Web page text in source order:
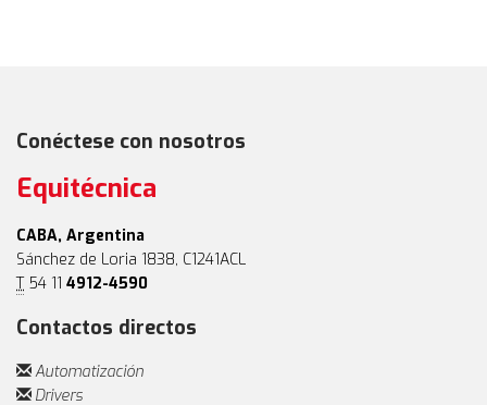
Conéctese con nosotros
Equitécnica
CABA, Argentina
Sánchez de Loria 1838, C1241ACL
T54 11 4912-4590
Contactos directos
Automatización
Drivers